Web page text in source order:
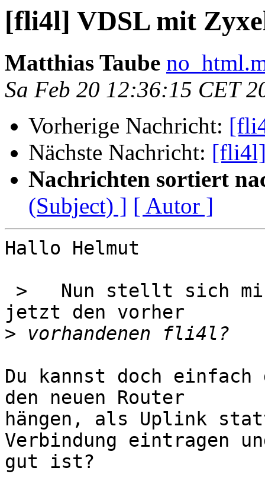
[fli4l] VDSL mit
Matthias Taube
Sa Feb 20 12:36:15 CET
Vorherige Nachricht:
Nächste Nachricht:
Nachrichten sortiert
(Subject) ] [ Autor ]
Hallo Helmut
jetzt den vorher
>
Du kannst doch
den neuen Router
hängen, als Uplink statt
Verbindung eintragen
gut ist?